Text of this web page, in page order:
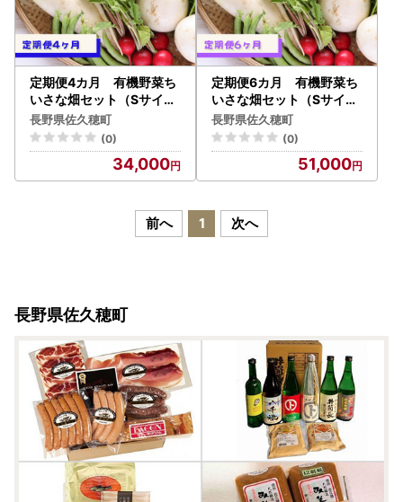
定期便4カ月 有機野菜ち
いさな畑セット（Sサイズ
１～２人前）（NK-T52
0）
長野県佐久穂町
(0)
34,000
定期便6カ月 有機野菜ち
いさな畑セット（Sサイズ
１～２人前）（NK-T52
1）
長野県佐久穂町
(0)
51,000
前へ 1 次へ
長野県佐久穂町